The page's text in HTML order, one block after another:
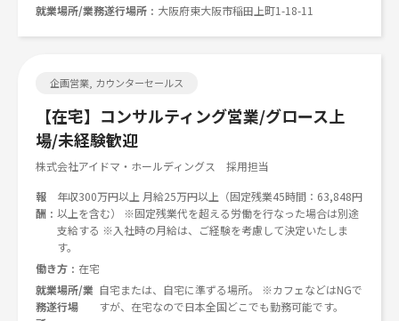
就業場所/業務遂行場所
大阪府東大阪市稲田上町1-18-11
企画営業, カウンターセールス
【在宅】コンサルティング営業/グロース上
場/未経験歓迎
株式会社アイドマ・ホールディングス 採用担当
報
酬
年収300万円以上 月給25万円以上（固定残業45時間：63,848円
以上を含む） ※固定残業代を超える労働を行なった場合は別途
支給する ※入社時の月給は、ご経験を考慮して決定いたしま
す。
働き方
在宅
就業場所/業
務遂行場
自宅または、自宅に準ずる場所。 ※カフェなどはNGで
すが、在宅なので日本全国どこでも勤務可能です。